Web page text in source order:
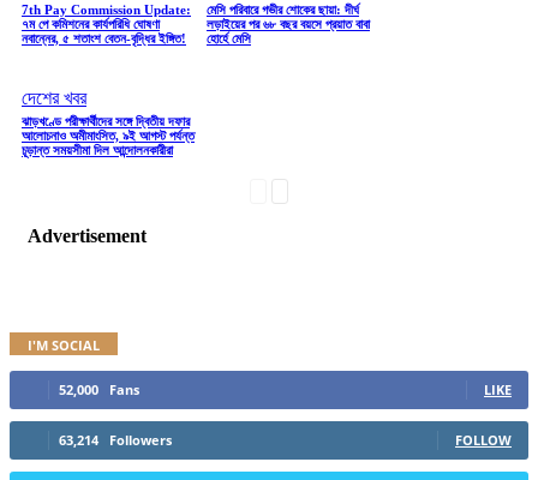
7th Pay Commission Update:
৭ম পে কমিশনের কার্যপরিধি ঘোষণা
নবান্নের, ৫ শতাংশ বেতন-বৃদ্ধির ইঙ্গিত!
মেসি পরিবারে গভীর শোকের ছায়া: দীর্ঘ
লড়াইয়ের পর ৬৮ বছর বয়সে প্রয়াত বাবা
হোর্হে মেসি
দেশের খবর
ঝাড়খণ্ডে পরীক্ষার্থীদের সঙ্গে দ্বিতীয় দফার
আলোচনাও অমীমাংসিত, ৯ই আগস্ট পর্যন্ত
চূড়ান্ত সময়সীমা দিল আন্দোলনকারীরা
Advertisement
I'M SOCIAL
52,000 Fans LIKE
63,214 Followers FOLLOW